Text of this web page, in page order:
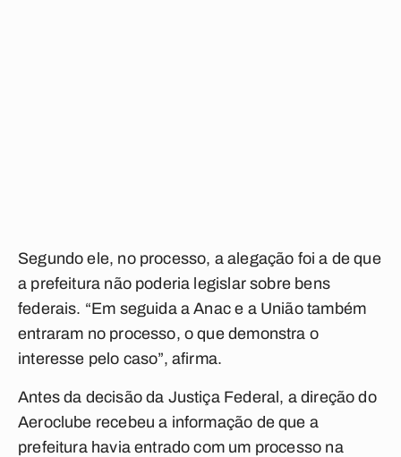
Segundo ele, no processo, a alegação foi a de que
a prefeitura não poderia legislar sobre bens
federais. “Em seguida a Anac e a União também
entraram no processo, o que demonstra o
interesse pelo caso”, afirma.
Antes da decisão da Justiça Federal, a direção do
Aeroclube recebeu a informação de que a
prefeitura havia entrado com um processo na